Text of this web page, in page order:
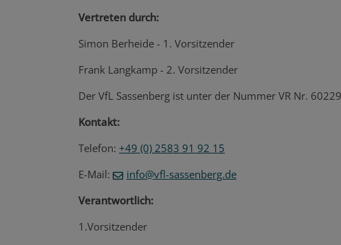
Vertreten durch:
Simon Berheide - 1. Vorsitzender
Frank Langkamp - 2. Vorsitzender
Der VfL Sassenberg ist unter der Nummer VR Nr.
Kontakt:
Telefon: +49 (0) 2583 91 92 15
E-Mail:
info@vfl-sassenberg.de
Verantwortlich:
1.Vorsitzender